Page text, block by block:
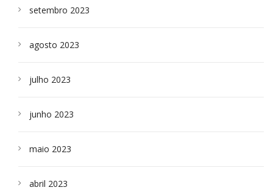
setembro 2023
agosto 2023
julho 2023
junho 2023
maio 2023
abril 2023